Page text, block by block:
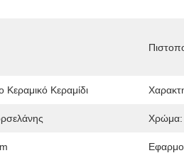
Κεραμικό Κεραμίδι
Χρώμα: